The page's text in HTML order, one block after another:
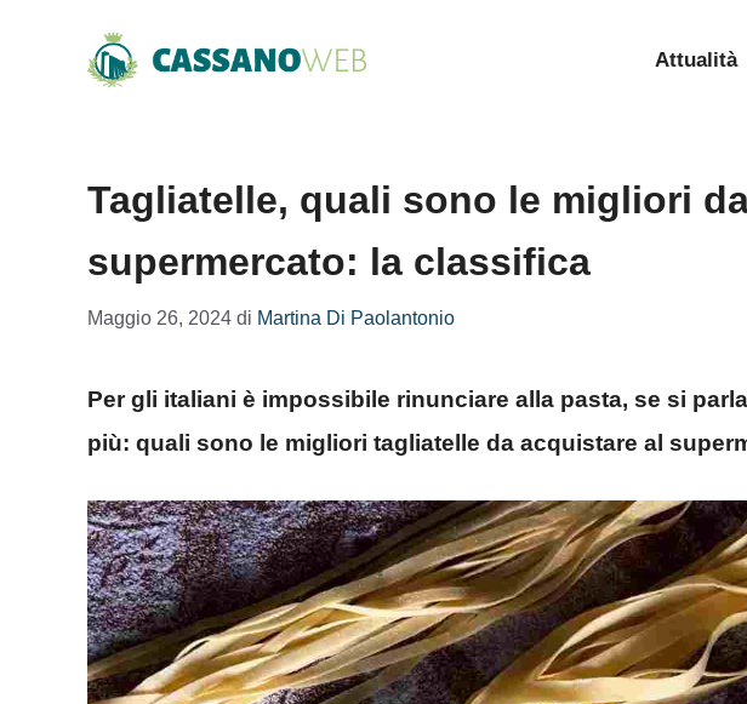
Attualità
Tagliatelle, quali sono le migliori
supermercato: la classifica
Maggio 26, 2024 di Martina Di Paolantonio
Per gli italiani è impossibile rinunciare alla pasta, se si
più: quali sono le migliori tagliatelle da acquistare al